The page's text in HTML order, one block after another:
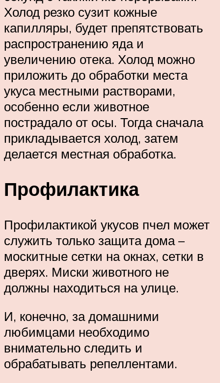
Холод резко сузит кожные
капилляры, будет препятствовать
распространению яда и
увеличению отека. Холод можно
приложить до обработки места
укуса местными растворами,
особенно если животное
пострадало от осы. Тогда сначала
прикладывается холод, затем
делается местная обработка.
Профилактика
Профилактикой укусов пчел может
служить только защита дома –
москитные сетки на окнах, сетки в
дверях. Миски животного не
должны находиться на улице.
И, конечно, за домашними
любимцами необходимо
внимательно следить и
обрабатывать репеллентами.